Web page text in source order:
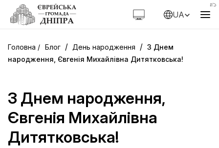
UA
Блог / День народження / З Днем
народження, Євгенія Михайлівна Дитятковська!
З Днем народження,
Євгенія Михайлівна
Дитятковська!